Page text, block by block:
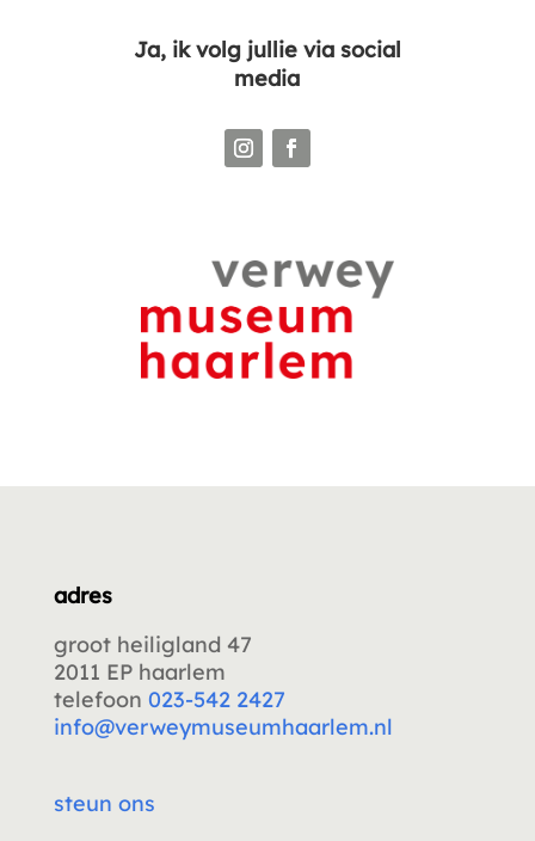
Ja, ik volg jullie via social
media
adres
groot heiligland 47
2011 EP haarlem
telefoon 023-542 2427
info@verweymuseumhaarlem.nl
steun ons